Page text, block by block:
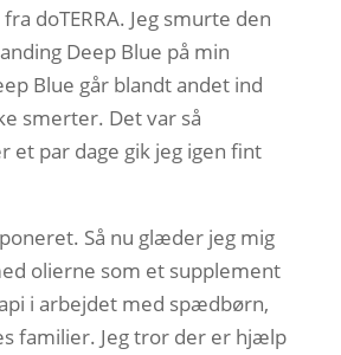
doTERRA. Jeg smurte den
Deep Blue på min
Blue går blandt andet ind
smerter. Det var så
et par dage gik jeg igen fint
Så nu glæder jeg mig
olierne som et supplement
i arbejdet med spædbørn,
familier. Jeg tror der er hjælp